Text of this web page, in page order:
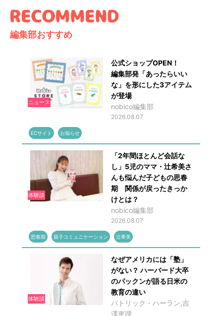
編集部おすすめ
ニュース
公式ショップOPEN！
編集部発「あったらいい
な」を形にした3アイテム
が登場
nobico編集部
2026.08.07
ECサイト お知らせ
体験談
「2年間ほとんど会話な
し」5児のママ・辻希美さ
んも悩んだ子どもの思春
期 関係が戻ったきっか
けとは？
nobico編集部
2026.08.07
思春期 親子コミュニケーション 辻希美
体験談
なぜアメリカには「塾」
がない？ ハーバード大卒
のパックンが語る日米の
教育の違い
パトリック・ハーラン,吉
澤恵理